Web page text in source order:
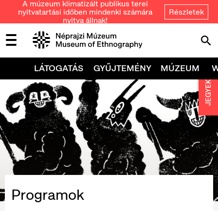
A múzeum klimatizált publikus terei
nyitvatartási időben mindenki számára
nyitva állnak!
Részletek
LÁTOGATÁS GYŰJTEMÉNY MÚZEUM
Programok
JEGYEK